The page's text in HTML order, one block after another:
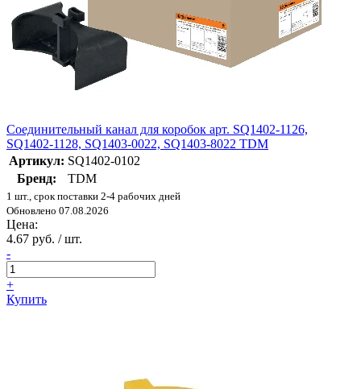
Соединительный канал для коробок арт. SQ1402-1126,
SQ1402-1128, SQ1403-0022, SQ1403-8022 TDM
Артикул: SQ1402-0102
Бренд:
TDM
1 шт., срок поставки 2-4 рабочих дней
Обновлено 07.08.2026
Цена:
4.67 руб. / шт.
-
+
Купить